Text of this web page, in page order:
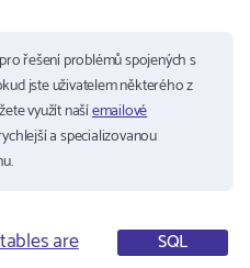
řešení problémů spojených s
jste uživatelem některého z
využít našíemailové
a specializovanou
are
SQL